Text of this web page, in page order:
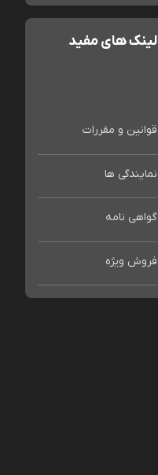
لینک های مفید
قوانین و مقررات
نمایندگی ها
گواهی نامه
فروش ویژه